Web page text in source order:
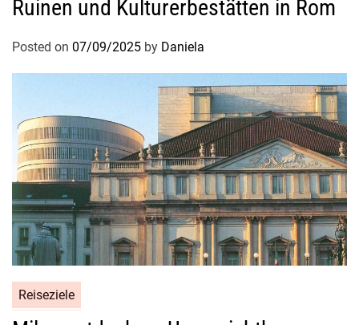
e
n
u
n
v
e
r
g
e
s
s
l
Ruinen und Kulturerbestätten in Rom
Posted on 07/09/2025 by Daniela
Reiseziele